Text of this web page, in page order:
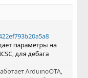
параметры на
для дебага
ArduinoOTA,